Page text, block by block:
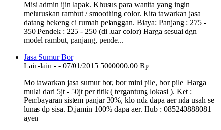
Misi admin ijin lapak. Khusus para wanita yang ingin
meluruskan rambut / smoothing color. Kita tawarkan jasa
datang bekeng di rumah pelanggan. Biaya: Panjang : 275 -
350 Pendek : 225 - 250 (di luar color) Harga sesuai dgn
model rambut, panjang, pende...
Jasa Sumur Bor
Lain-lain - - 07/01/2015 5000000.00 Rp
Mo tawarkan jasa sumur bor, bor mini pile, bor pile. Harga
mulai dari 5jt - 50jt per titik ( tergantung lokasi ). Ket :
Pembayaran sistem panjar 30%, klo nda dapa aer nda usah se
lunas dp sisa. Dijamin 100% dapa aer. Hub : 085240888081
ayen